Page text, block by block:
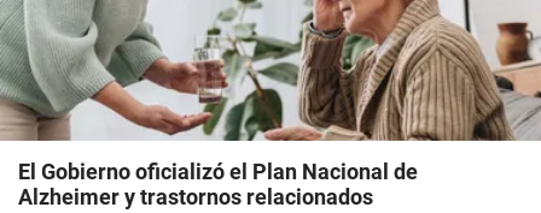
El Gobierno oficializó el Plan Nacional de
Alzheimer y trastornos relacionados